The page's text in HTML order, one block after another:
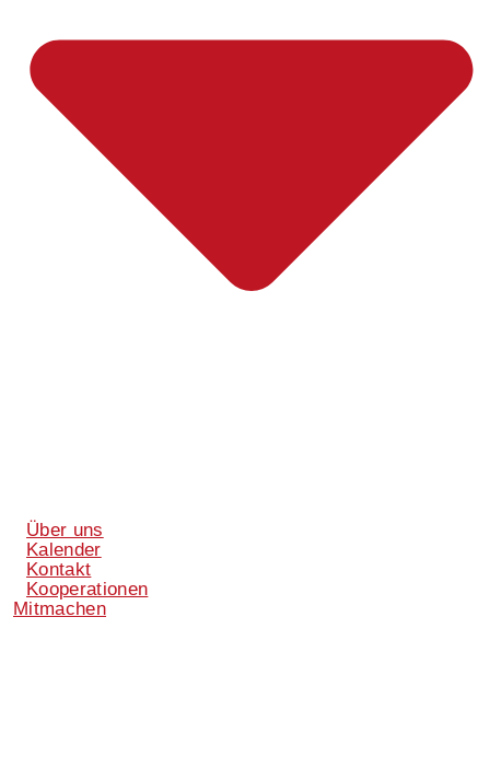
Über uns
Kalender
Kontakt
Kooperationen
Mitmachen